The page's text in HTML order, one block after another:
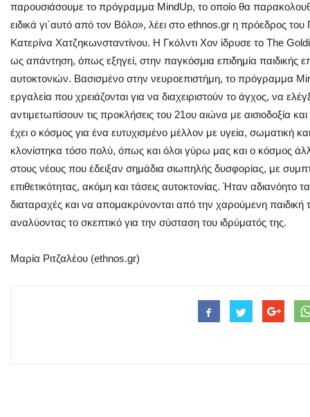
παρουσιάσουμε το πρόγραμμα MindUp, το οποίο θα
ειδικά γι΄αυτό από τον Βόλο», λέει στο ethnos.gr η πρόεδρος του
Κατερίνα Χατζηκωνσταντίνου. Η Γκόλντι Χον ίδρυσε το The
ως απάντηση, όπως εξηγεί, στην παγκόσμια επιδημία παιδικής
αυτοκτονιών. Βασισμένο στην νευροεπιστήμη, το πρόγραμμα
εργαλεία που χρειάζονται για να διαχειριστούν το άγχος, να
αντιμετωπίσουν τις προκλήσεις του 21ου αιώνα με αισιοδοξία
έχει ο κόσμος για ένα ευτυχισμένο μέλλον με υγεία, σωματική
κλονίστηκα τόσο πολύ, όπως και όλοι γύρω μας και ο κόσμος
στους νέους που έδειξαν σημάδια σιωπηλής δυσφορίας, με
επιθετικότητας, ακόμη και τάσεις αυτοκτονίας. Ήταν
διαταραχές και να απομακρύνονται από την χαρούμενη παιδική
αναλύοντας το σκεπτικό για την σύσταση του ιδρύματός της.
Μαρία Ριτζαλέου (ethnos.gr)